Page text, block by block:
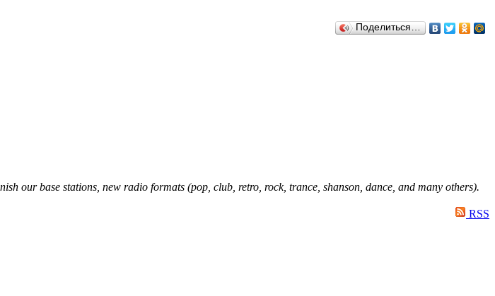
Поделиться…
our base stations, new radio formats (pop, club, retro, rock, trance, shanson, dance, and many others).
RSS